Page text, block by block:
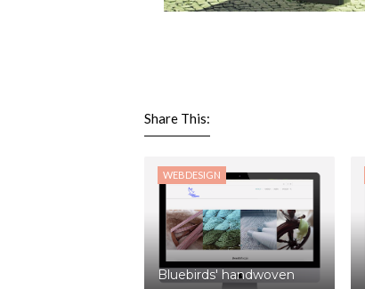
Share This:
WEBDESIGN
Bluebirds' handwoven